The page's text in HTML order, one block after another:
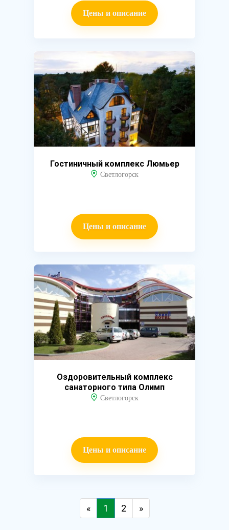
Цены и описание
Гостиничный комплекс Люмьер
Светлогорск
Цены и описание
Оздоровительный комплекс
санаторного типа Олимп
Светлогорск
Цены и описание
« 1 2 »